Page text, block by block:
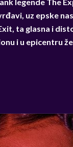
uz epske
Exit, ta glasna i
i u epicentru